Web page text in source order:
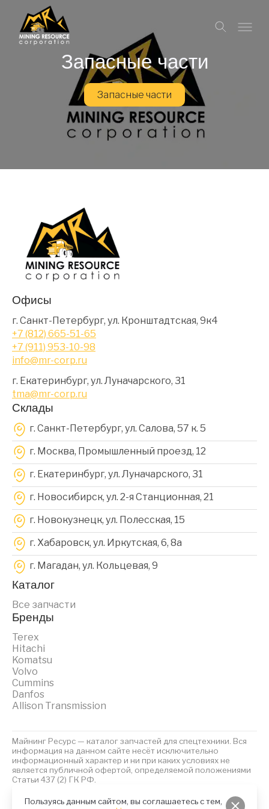
Пользуясь данным сайтом, вы соглашаетесь с тем,
Запасные части
Запасные части
Офисы
г. Санкт-Петербург, ул. Кронштадтская, 9к4
+7 (812) 665-51-65
+7 (911) 953-10-98
info@mr-corp.ru
г. Екатеринбург, ул. Луначарского, 31
tma@mr-corp.ru
Склады
г. Санкт-Петербург, ул. Салова, 57 к. 5
г. Москва, Промышленный проезд, 12
г. Екатеринбург, ул. Луначарского, 31
г. Новосибирск, ул. 2-я Станционная, 21
г. Новокузнецк, ул. Полесская, 15
г. Хабаровск, ул. Иркутская, 6, 8a
г. Магадан, ул. Кольцевая, 9
Каталог
Все запчасти
Бренды
Terex
Hitachi
Komatsu
Volvo
Cummins
Danfos
Allison Transmission
Майнинг Ресурс — каталог запчастей для спецтехники. Вся
информация на данном сайте несёт исключительно
информационный характер и ни при каких условиях не
является публичной офертой, определяемой положениями
Статьи 437 (2) ГК РФ.
Политика обработки персональных данныхФайлы Cookies